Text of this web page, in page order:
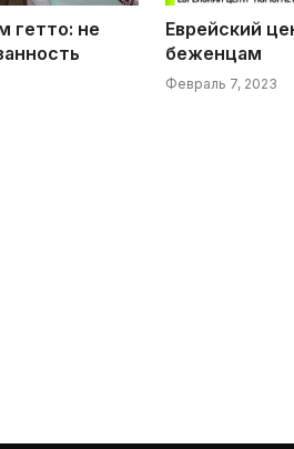
гетто: не
Еврейский
беженцам
Февраль 7, 2023